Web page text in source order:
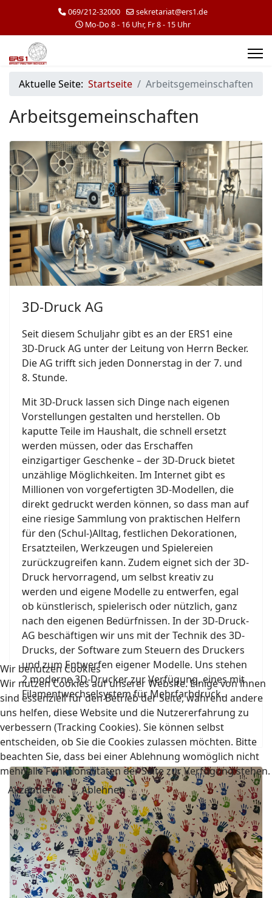
069/212-32000
sekretariat@ers1.de
Mo-Do 8 - 16 Uhr, Fr 8 - 15 Uhr
Aktuelle Seite: Startseite Arbeitsgemeinschaften
Arbeitsgemeinschaften
3D-Druck AG
Seit diesem Schuljahr gibt es an der ERS1 eine
3D-Druck AG unter der Leitung von Herrn Becker.
Die AG trifft sich jeden Donnerstag in der 7. und
8. Stunde.
Mit 3D-Druck lassen sich Dinge nach eigenen
Vorstellungen gestalten und herstellen. Ob
kaputte Teile im Haushalt, die schnell ersetzt
werden müssen, oder das Erschaffen
einzigartiger Geschenke – der 3D-Druck bietet
unzählige Möglichkeiten. Im Internet gibt es
Millionen von vorgefertigten 3D-Modellen, die
direkt gedruckt werden können, so dass man auf
eine riesige Sammlung von praktischen Helfern
für den (Schul-)Alltag, festlichen Dekorationen,
Ersatzteilen, Werkzeugen und Spielereien
zurückzugreifen kann. Zudem eignet sich der 3D-
Druck hervorragend, um selbst kreativ zu
werden und eigene Modelle zu entwerfen, egal
ob künstlerisch, spielerisch oder nützlich, ganz
nach den eigenen Bedürfnissen. In der 3D-Druck-
AG beschäftigen wir uns mit der Technik des 3D-
Drucks, der Software zum Steuern des Druckers
und zum Entwerfen eigener Modelle. Uns stehen
2 moderne 3D-Drucker zur Verfügung, eines mit
Filamentwechselsystem für Mehrfarbdruck.
Wir benutzen Cookies
Wir nutzen Cookies auf unserer Website. Einige von ihnen
sind essenziell für den Betrieb der Seite, während andere
uns helfen, diese Website und die Nutzererfahrung zu
verbessern (Tracking Cookies). Sie können selbst
entscheiden, ob Sie die Cookies zulassen möchten. Bitte
beachten Sie, dass bei einer Ablehnung womöglich nicht
mehr alle Funktionalitäten der Seite zur Verfügung stehen.
Akzeptieren
Ablehnen